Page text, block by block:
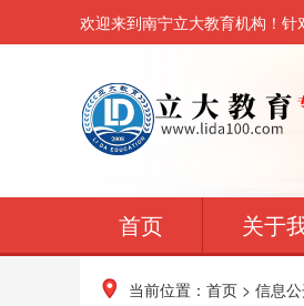
欢迎来到南宁立大教育机构！
首页 关于
当前位置： 首页 > 信息